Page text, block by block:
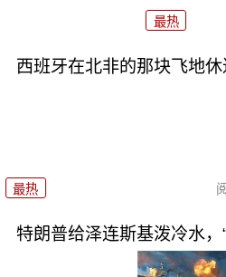
最热
西班牙在北非的那块飞地
最热
特朗普给泽连斯基泼冷水，